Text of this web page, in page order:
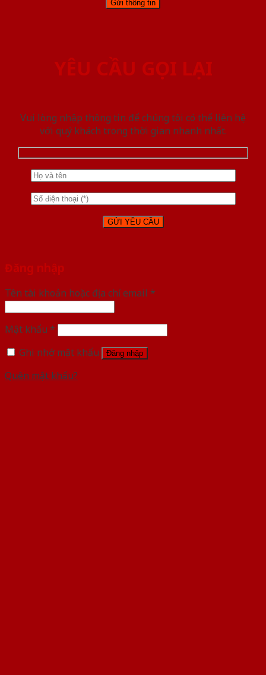
YÊU CẦU GỌI LẠI
Vui lòng nhập thông tin để chúng tôi có thể liên hệ
với quý khách trong thời gian nhanh nhất.
Đăng nhập
Tên tài khoản hoặc địa chỉ email *
Mật khẩu *
Ghi nhớ mật khẩu
Đăng nhập
Quên mật khẩu?